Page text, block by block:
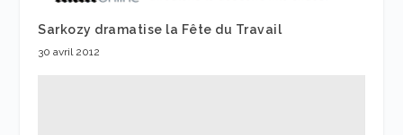
Sarkozy dramatise la Fête du Travail
30 avril 2012